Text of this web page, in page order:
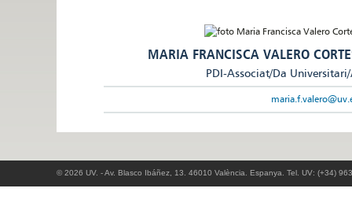
MARIA FRANCISCA VALERO
PDI-Associat/Da
© 2026 UV. - Av. Blasco Ibáñez, 13. 46010 València. Espanya. Tel. UV: (+34)